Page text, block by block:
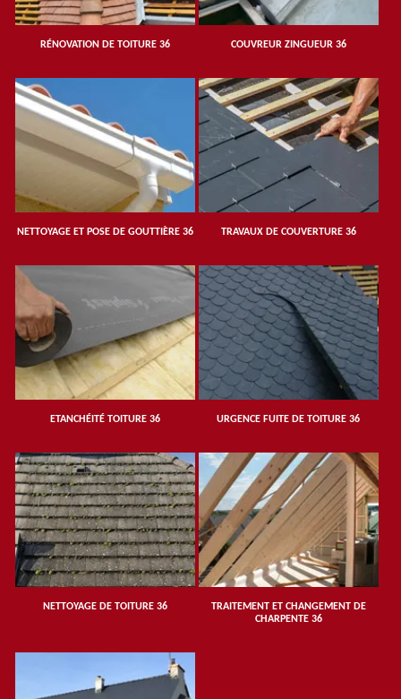
RÉNOVATION DE TOITURE 36 COUVREUR ZINGUEUR 36
NETTOYAGE ET POSE DE GOUTTIÈRE 36 TRAVAUX DE COUVERTURE 36
ETANCHÉITÉ TOITURE 36 URGENCE FUITE DE TOITURE 36
NETTOYAGE DE TOITURE 36
TRAITEMENT ET CHANGEMENT DE
CHARPENTE 36